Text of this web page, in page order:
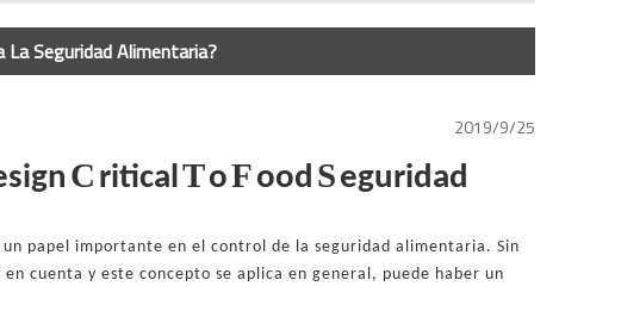
Seguridad Alimentaria?
2019/9/25
C riticalToFood Seguridad
papel importante en el control de la seguridad alimentaria. Sin
cuenta y este concepto se aplica en general, puede haber un